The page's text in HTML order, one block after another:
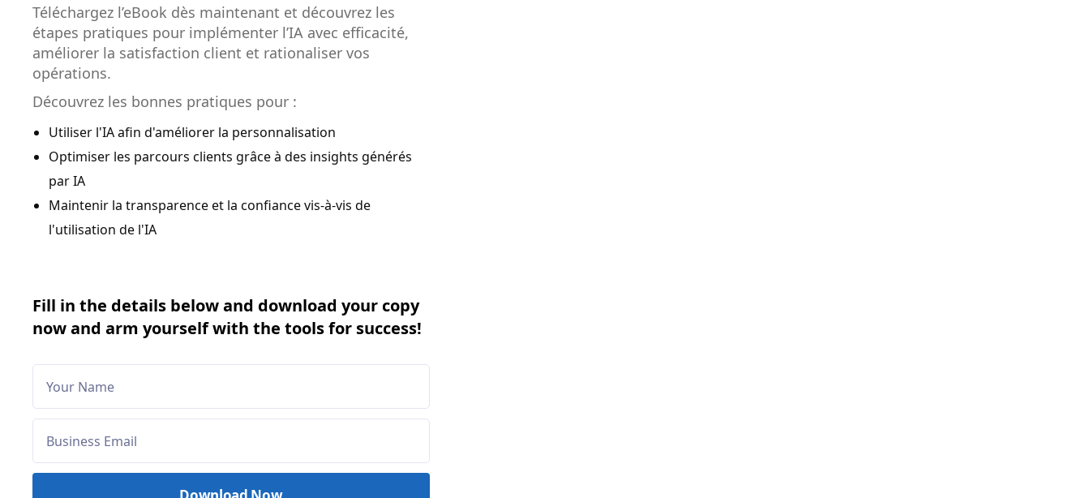
Téléchargez l’eBook dès maintenant et découvrez les
étapes pratiques pour implémenter l’IA avec efficacité,
améliorer la satisfaction client et rationaliser vos
opérations.
Découvrez les bonnes pratiques pour :
Utiliser l'IA afin d'améliorer la personnalisation
Optimiser les parcours clients grâce à des insights générés
par IA
Maintenir la transparence et la confiance vis-à-vis de
l'utilisation de l'IA
Fill in the details below and download your copy
now and arm yourself with the tools for success!